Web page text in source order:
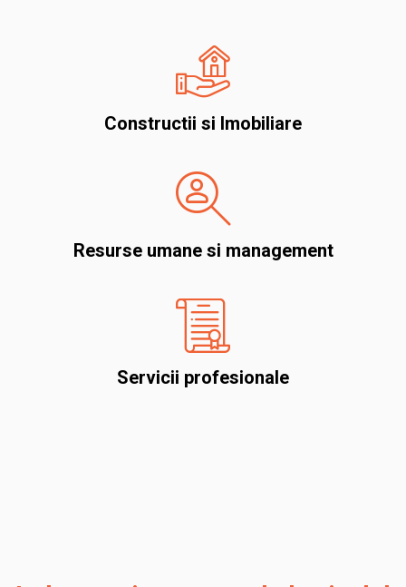
Constructii si Imobiliare
Resurse umane si management
Servicii profesionale